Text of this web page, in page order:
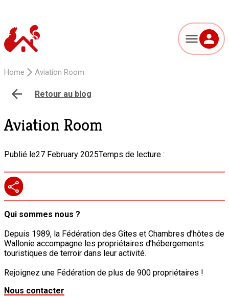
Home Aviation Room
Retour au blog
Aviation Room
Publié le27 February 2025Temps de lecture :
Qui sommes nous ?
Depuis 1989, la Fédération des Gîtes et Chambres d’hôtes de
Wallonie accompagne les propriétaires d’hébergements
touristiques de terroir dans leur activité.
Rejoignez une Fédération de plus de 900 propriétaires !
Nous contacter